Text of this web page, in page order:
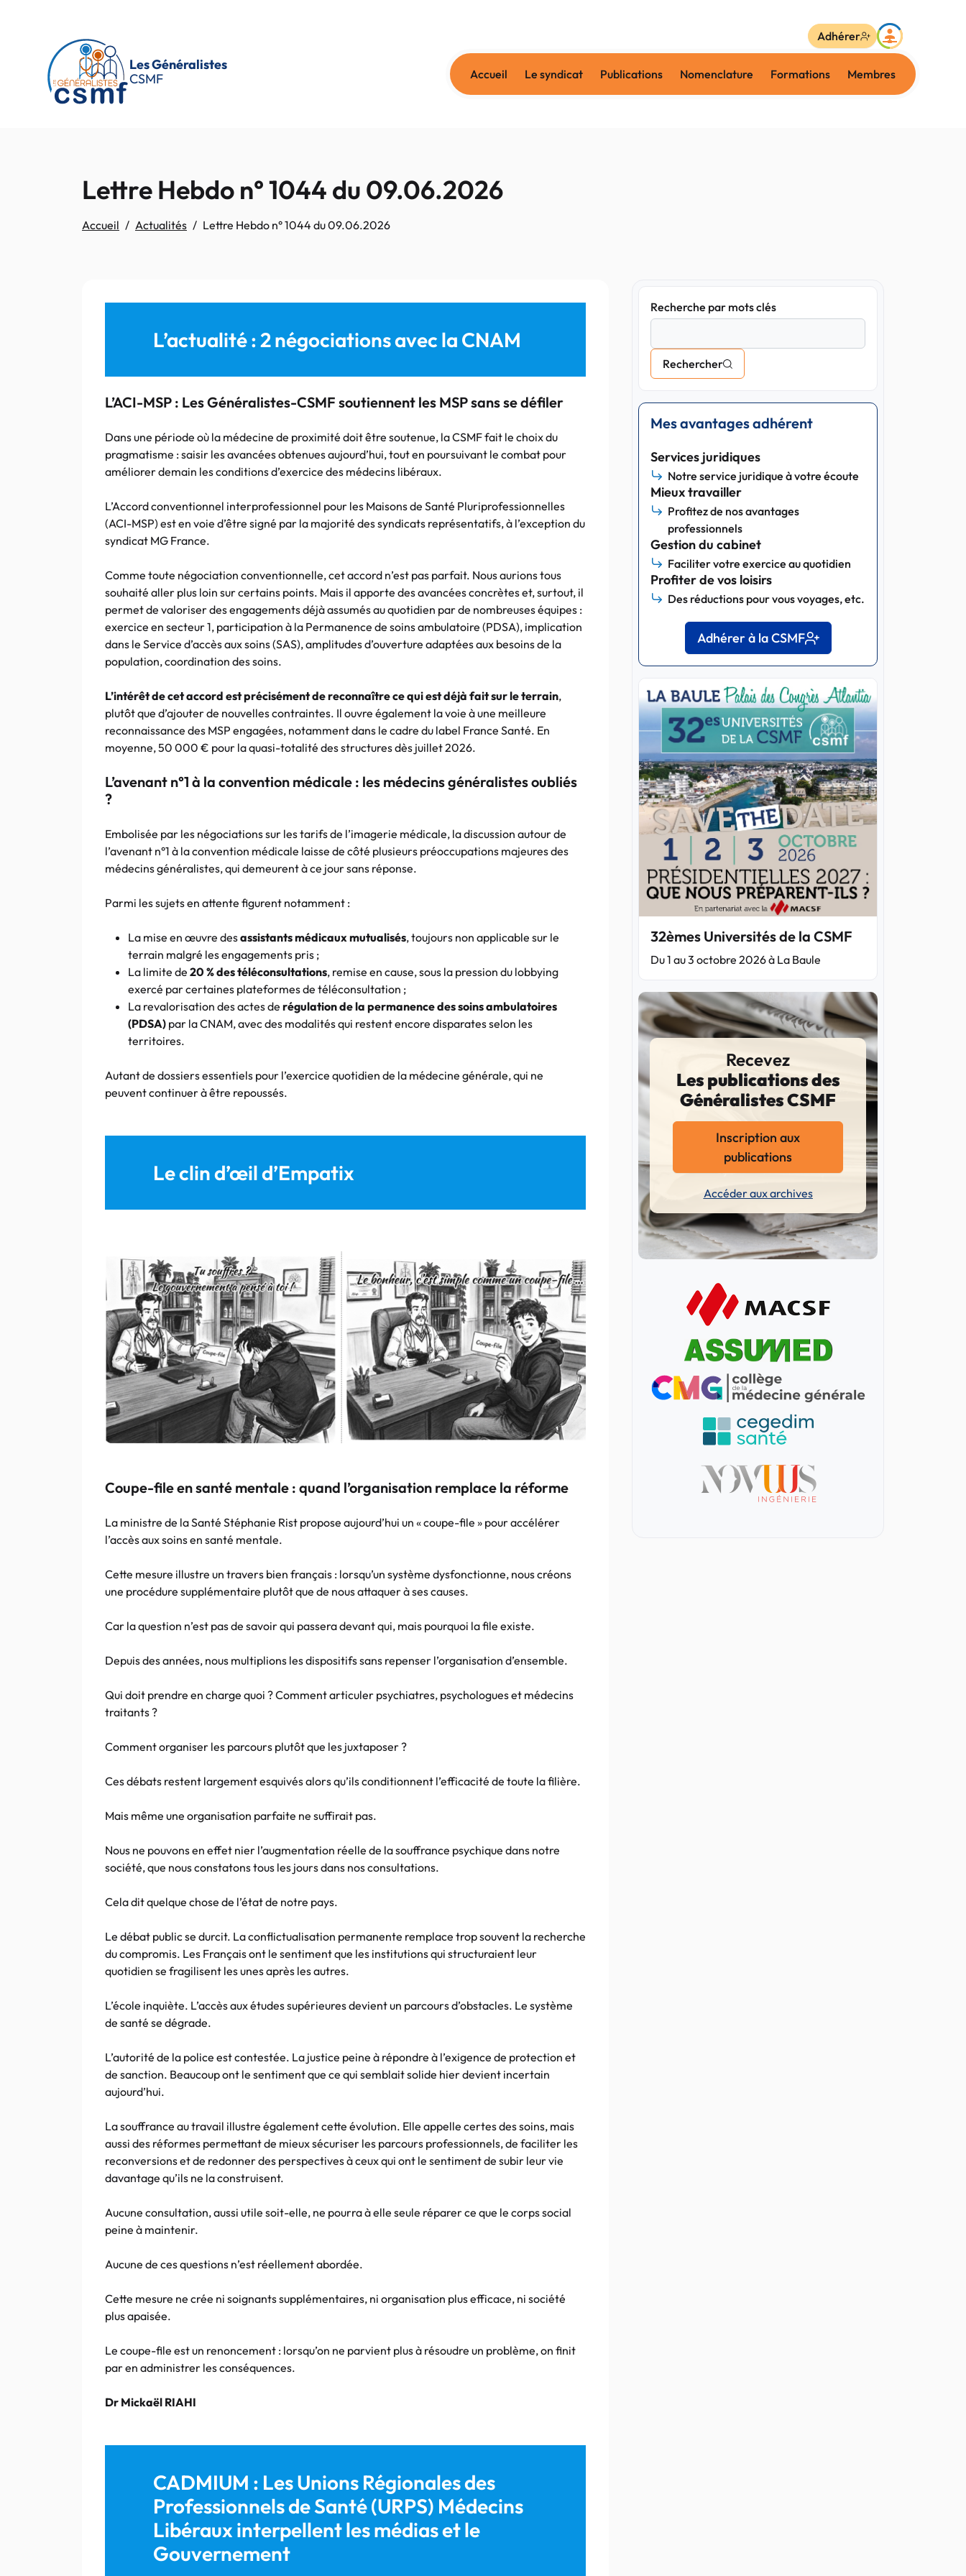
Les Généralistes
CSMF
Accueil Le syndicat Publications Nomenclature Formations Membres
Adhérer
Lettre Hebdo n° 1044 du 09.06.2026
Accueil Actualités Lettre Hebdo n° 1044 du 09.06.2026
L’actualité : 2 négociations avec la CNAM
L’ACI-MSP : Les Généralistes-CSMF soutiennent les MSP sans se défiler
Dans une période où la médecine de proximité doit être soutenue, la CSMF fait le choix du
pragmatisme : saisir les avancées obtenues aujourd’hui, tout en poursuivant le combat pour
améliorer demain les conditions d’exercice des médecins libéraux.
L’Accord conventionnel interprofessionnel pour les Maisons de Santé Pluriprofessionnelles
(ACI-MSP) est en voie d’être signé par la majorité des syndicats représentatifs, à l’exception du
syndicat MG France.
Comme toute négociation conventionnelle, cet accord n’est pas parfait. Nous aurions tous
souhaité aller plus loin sur certains points. Mais il apporte des avancées concrètes et, surtout, il
permet de valoriser des engagements déjà assumés au quotidien par de nombreuses équipes :
exercice en secteur 1, participation à la Permanence de soins ambulatoire (PDSA), implication
dans le Service d’accès aux soins (SAS), amplitudes d’ouverture adaptées aux besoins de la
population, coordination des soins.
L’intérêt de cet accord est précisément de reconnaître ce qui est déjà fait sur le terrain,
plutôt que d’ajouter de nouvelles contraintes. Il ouvre également la voie à une meilleure
reconnaissance des MSP engagées, notamment dans le cadre du label France Santé. En
moyenne, 50 000 € pour la quasi-totalité des structures dès juillet 2026.
L’avenant n°1 à la convention médicale : les médecins généralistes oubliés
?
Embolisée par les négociations sur les tarifs de l’imagerie médicale, la discussion autour de
l’avenant n°1 à la convention médicale laisse de côté plusieurs préoccupations majeures des
médecins généralistes, qui demeurent à ce jour sans réponse.
Parmi les sujets en attente figurent notamment :
La mise en œuvre desassistants médicaux mutualisés, toujours non applicable sur le
terrain malgré les engagements pris ;
La limite de 20 % des téléconsultations, remise en cause, sous la pression du lobbying
exercé par certaines plateformes de téléconsultation ;
La revalorisation des actes de régulation de la permanence des soins ambulatoires
(PDSA) par la CNAM, avec des modalités qui restent encore disparates selon les
territoires.
Autant de dossiers essentiels pour l’exercice quotidien de la médecine générale, qui ne
peuvent continuer à être repoussés.
Le clin d’œil d’Empatix
Coupe-file en santé mentale : quand l’organisation remplace la réforme
La ministre de la Santé Stéphanie Rist propose aujourd’hui un « coupe-file » pour accélérer
l’accès aux soins en santé mentale.
Cette mesure illustre un travers bien français : lorsqu’un système dysfonctionne, nous créons
une procédure supplémentaire plutôt que de nous attaquer à ses causes.
Car la question n’est pas de savoir qui passera devant qui, mais pourquoi la file existe.
Depuis des années, nous multiplions les dispositifs sans repenser l’organisation d’ensemble.
Qui doit prendre en charge quoi ? Comment articuler psychiatres, psychologues et médecins
traitants ?
Comment organiser les parcours plutôt que les juxtaposer ?
Ces débats restent largement esquivés alors qu’ils conditionnent l’efficacité de toute la filière.
Mais même une organisation parfaite ne suffirait pas.
Nous ne pouvons en effet nier l’augmentation réelle de la souffrance psychique dans notre
société, que nous constatons tous les jours dans nos consultations.
Cela dit quelque chose de l’état de notre pays.
Le débat public se durcit. La conflictualisation permanente remplace trop souvent la recherche
du compromis. Les Français ont le sentiment que les institutions qui structuraient leur
quotidien se fragilisent les unes après les autres.
L’école inquiète. L’accès aux études supérieures devient un parcours d’obstacles. Le système
de santé se dégrade.
L’autorité de la police est contestée. La justice peine à répondre à l’exigence de protection et
de sanction. Beaucoup ont le sentiment que ce qui semblait solide hier devient incertain
aujourd’hui.
La souffrance au travail illustre également cette évolution. Elle appelle certes des soins, mais
aussi des réformes permettant de mieux sécuriser les parcours professionnels, de faciliter les
reconversions et de redonner des perspectives à ceux qui ont le sentiment de subir leur vie
davantage qu’ils ne la construisent.
Aucune consultation, aussi utile soit-elle, ne pourra à elle seule réparer ce que le corps social
peine à maintenir.
Aucune de ces questions n’est réellement abordée.
Cette mesure ne crée ni soignants supplémentaires, ni organisation plus efficace, ni société
plus apaisée.
Le coupe-file est un renoncement : lorsqu’on ne parvient plus à résoudre un problème, on finit
par en administrer les conséquences.
Dr Mickaël RIAHI
CADMIUM : Les Unions Régionales des
Professionnels de Santé (URPS) Médecins
Libéraux interpellent les médias et le
Gouvernement
Recherche par mots clés
Rechercher
Mes avantages adhérent
Services juridiques
Notre service juridique à votre écoute
Mieux travailler
Profitez de nos avantages
professionnels
Gestion du cabinet
Faciliter votre exercice au quotidien
Profiter de vos loisirs
Des réductions pour vous voyages, etc.
Adhérer à la CSMF
32èmes Universités de la CSMF
Du 1 au 3 octobre 2026 à La Baule
Recevez
Les publications des
Généralistes CSMF
Inscription aux
publications
Accéder aux archives